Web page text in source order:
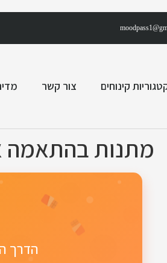
קינוחים צור קשר
מתנות בהתאמה
הדרך